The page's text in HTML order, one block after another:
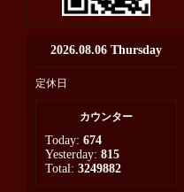
2026.08.06 Thursday
定休日
カウンター
Today: 674
Yesterday: 815
Total: 3249882